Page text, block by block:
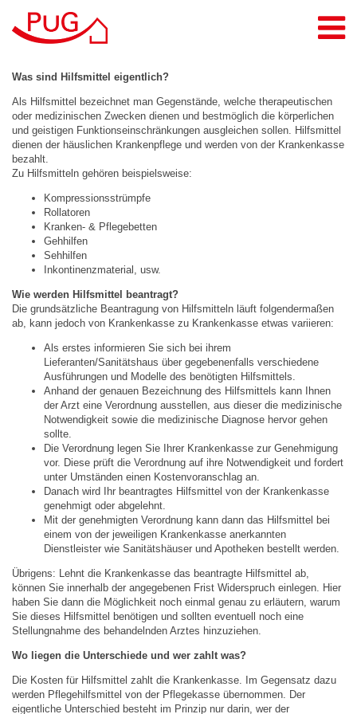
Pflegedienste
Alltags- & Haushaltshelden
Tagespflege
Pflege-Wohngemeinschaft
PuG Inclusio GmbH
Standorte
Offene Stellenanzeigen
Ausbildung
Attraktiver Arbeitgeber
Wissen & Downloads
Über uns
Kontakt
Impressum
Was sind Hilfsmittel eigentlich?
Als Hilfsmittel bezeichnet man Gegenstände, welche therapeutischen
oder medizinischen Zwecken dienen und bestmöglich die körperlichen
und geistigen Funktionseinschränkungen ausgleichen sollen. Hilfsmittel
dienen der häuslichen Krankenpflege und werden von der Krankenkasse
bezahlt.
Zu Hilfsmitteln gehören beispielsweise:
Kompressionsstrümpfe
Rollatoren
Kranken- & Pflegebetten
Gehhilfen
Sehhilfen
Inkontinenzmaterial, usw.
Wie werden Hilfsmittel beantragt?
Die grundsätzliche Beantragung von Hilfsmitteln läuft folgendermaßen
ab, kann jedoch von Krankenkasse zu Krankenkasse etwas variieren:
Als erstes informieren Sie sich bei ihrem
Lieferanten/Sanitätshaus über gegebenenfalls verschiedene
Ausführungen und Modelle des benötigten Hilfsmittels.
Anhand der genauen Bezeichnung des Hilfsmittels kann Ihnen
der Arzt eine Verordnung ausstellen, aus dieser die medizinische
Notwendigkeit sowie die medizinische Diagnose hervor gehen
sollte.
Die Verordnung legen Sie Ihrer Krankenkasse zur Genehmigung
vor. Diese prüft die Verordnung auf ihre Notwendigkeit und fordert
unter Umständen einen Kostenvoranschlag an.
Danach wird Ihr beantragtes Hilfsmittel von der Krankenkasse
genehmigt oder abgelehnt.
Mit der genehmigten Verordnung kann dann das Hilfsmittel bei
einem von der jeweiligen Krankenkasse anerkannten
Dienstleister wie Sanitätshäuser und Apotheken bestellt werden.
Übrigens: Lehnt die Krankenkasse das beantragte Hilfsmittel ab,
können Sie innerhalb der angegebenen Frist Widerspruch einlegen. Hier
haben Sie dann die Möglichkeit noch einmal genau zu erläutern, warum
Sie dieses Hilfsmittel benötigen und sollten eventuell noch eine
Stellungnahme des behandelnden Arztes hinzuziehen.
Wo liegen die Unterschiede und wer zahlt was?
Die Kosten für Hilfsmittel zahlt die Krankenkasse. Im Gegensatz dazu
werden Pflegehilfsmittel von der Pflegekasse übernommen. Der
eigentliche Unterschied besteht im Prinzip nur darin, wer der